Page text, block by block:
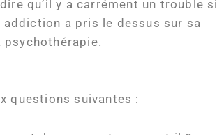
qu’il y a carrément un trouble si
addiction a pris le dessus sur sa
psychothérapie.
questions suivantes :